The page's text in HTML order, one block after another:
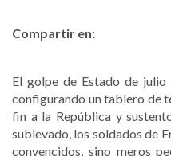
Compartir en:
El golpe de Estado de
configurando un tablero de
fin a la República y
sublevado, los soldados de
convencidos, sino meros